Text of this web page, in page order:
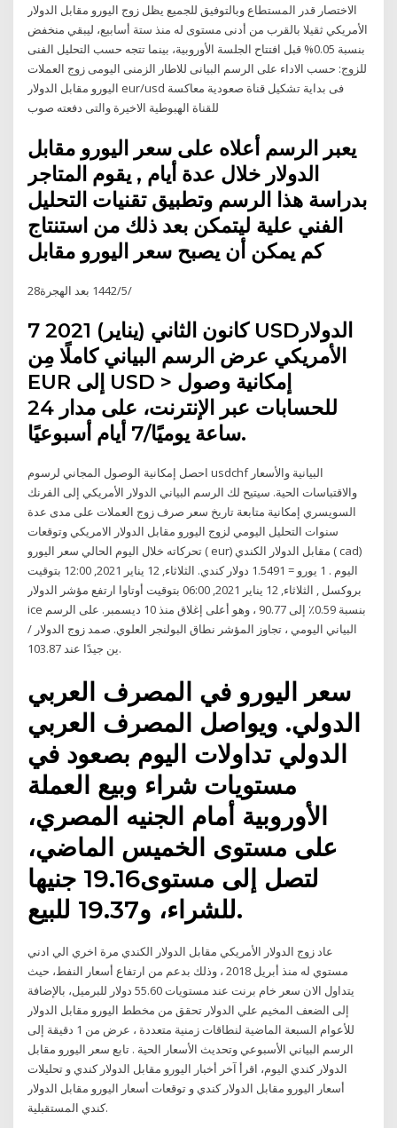
الاختصار قدر المستطاع وبالتوفيق للجميع يظل زوج اليورو مقابل الدولار
الأمريكي ثقيلا بالقرب من أدنى مستوى له منذ ستة أسابيع، ليبقي منخفض
بنسبة 0.05% قبل افتتاح الجلسة الأوروبية، بينما تتجه حسب التحليل الفنى
للزوج: حسب الاداء على الرسم البيانى للاطار الزمنى اليومى زوج العملات
اليورو مقابل الدولار eur/usd فى بداية تشكيل قناة صعودية معاكسة
للقناة الهبوطية الاخيرة والتى دفعته صوب
يعبر الرسم أعلاه على سعر اليورو مقابل
الدولار خلال عدة أيام , يقوم المتاجر
بدراسة هذا الرسم وتطبيق تقنيات التحليل
الفني علية ليتمكن بعد ذلك من استنتاج
كم يمكن أن يصبح سعر اليورو مقابل
28‏‏/5‏‏/1442 بعد الهجرة
7 كانون الثاني (يناير) 2021 USDالدولار
الأمريكي عرض الرسم البياني كاملًا مِن
EUR إلى USD > إمكانية وصول
للحسابات عبر الإنترنت، على مدار 24
ساعة يوميًا/7 أيام أسبوعيًا.
احصل إمكانية الوصول المجاني لرسوم usdchf البيانية والأسعار
والاقتباسات الحية. سيتيح لك الرسم البياني الدولار الأمريكي إلى الفرنك
السويسري إمكانية متابعة تاريخ سعر صرف زوج العملات على مدى عدة
سنوات التحليل اليومي لزوج اليورو مقابل الدولار الامريكي وتوقعات
تحركاته خلال اليوم الحالي سعر اليورو ( eur) مقابل الدولار الكندي ( cad)
اليوم . 1 يورو = 1.5491 دولار كندي. الثلاثاء, 12 يناير 2021, 12:00 بتوقيت
بروكسل , الثلاثاء, 12 يناير 2021, 06:00 بتوقيت أوتاوا ارتفع مؤشر الدولار
ice بنسبة 0.59٪ إلى 90.77 ، وهو أعلى إغلاق منذ 10 ديسمبر. على الرسم
البياني اليومي ، تجاوز المؤشر نطاق البولنجر العلوي. صمد زوج الدولار /
ين جيدًا عند 103.87.
سعر اليورو في المصرف العربي
الدولي. ويواصل المصرف العربي
الدولي تداولات اليوم بصعود في
مستويات شراء وبيع العملة
الأوروبية أمام الجنيه المصري،
على مستوى الخميس الماضي،
لتصل إلى مستوى19.16 جنيها
للشراء، و19.37 للبيع.
عاد زوج الدولار الأمريكي مقابل الدولار الكندي مرة اخري الي ادني
مستوي له منذ أبريل 2018 ، وذلك بدعم من ارتفاع أسعار النفط، حيث
يتداول الان سعر خام برنت عند مستويات 55.60 دولار للبرميل، بالإضافة
إلى الضعف المخيم علي الدولار تحقق من مخطط اليورو مقابل الدولار
للأعوام السبعة الماضية لنطاقات زمنية متعددة ، عرض من 1 دقيقة إلى
الرسم البياني الأسبوعي وتحديث الأسعار الحية . تابع سعر اليورو مقابل
الدولار كندي اليوم، اقرأ آخر أخبار اليورو مقابل الدولار كندي و تحليلات
أسعار اليورو مقابل الدولار كندي و توقعات أسعار اليورو مقابل الدولار
كندي المستقبلية.